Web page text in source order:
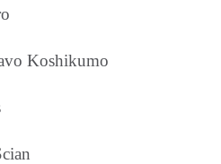
Koshikumo